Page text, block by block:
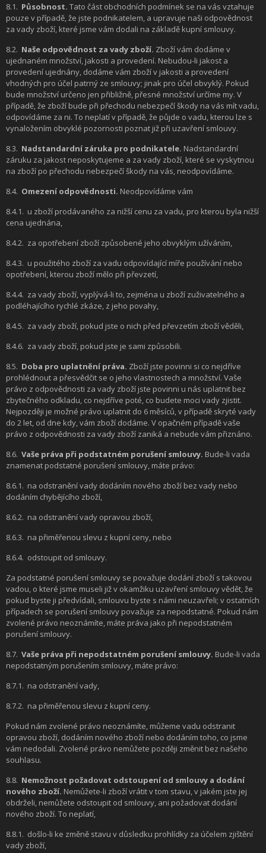
8.1. Působnost. Tato část obchodních podmínek se na vás vztahuje
pouze v případě, že jste podnikatelem, a upravuje naši odpovědnost
za vady zboží, které jsme vám dodali na základě kupní smlouvy.
8.2. Naše odpovědnost za vady zboží. Zboží vám dodáme v
ujednaném množství, jakosti a provedení. Nebudou-li jakost a
provedení ujednány, dodáme vám zboží v jakosti a provedení
vhodných pro účel patrný ze smlouvy; jinak pro účel obvyklý. Pokud
bude množství určeno jen přibližně, přesné množství určíme my. V
případě, že zboží bude při přechodu nebezpečí škody na vás mít vadu,
odpovídáme za ni. To neplatí v případě, že půjde o vadu, kterou lze s
vynaložením obvyklé pozornosti poznat již při uzavření smlouvy.
8.3. Nadstandardní záruka pro podnikatele. Nadstandardní
záruku za jakost neposkytujeme a za vady zboží, které se vyskytnou
na zboží po přechodu nebezpečí škody na vás, neodpovídáme.
8.4. Omezení odpovědnosti. Neodpovídáme vám
8.4.1. u zboží prodávaného za nižší cenu za vadu, pro kterou byla nižší
cena ujednána,
8.4.2. za opotřebení zboží způsobené jeho obvyklým užíváním,
8.4.3. u použitého zboží za vadu odpovídající míře používání nebo
opotřebení, kterou zboží mělo při převzetí,
8.4.4. za vady zboží, vyplývá-li to, zejména u zboží zuživatelného a
podléhajícího rychlé zkáze, z jeho povahy,
8.4.5. za vady zboží, pokud jste o nich před převzetím zboží věděli,
8.4.6. za vady zboží, pokud jste je sami způsobili.
8.5. Doba pro uplatnění práva. Zboží jste povinni si co nejdříve
prohlédnout a přesvědčit se o jeho vlastnostech a množství. Vaše
právo z odpovědnosti za vady zboží jste povinni u nás uplatnit bez
zbytečného odkladu, co nejdříve poté, co budete moci vady zjistit.
Nejpozději je možné právo uplatnit do 6 měsíců, v případě skryté vady
do 2 let, od dne kdy, vám zboží dodáme. V opačném případě vaše
právo z odpovědnosti za vady zboží zaniká a nebude vám přiznáno.
8.6. Vaše práva při podstatném porušení smlouvy. Bude-li vada
znamenat podstatné porušení smlouvy, máte právo:
8.6.1. na odstranění vady dodáním nového zboží bez vady nebo
dodáním chybějícího zboží,
8.6.2. na odstranění vady opravou zboží,
8.6.3. na přiměřenou slevu z kupní ceny, nebo
8.6.4. odstoupit od smlouvy.
Za podstatné porušení smlouvy se považuje dodání zboží s takovou
vadou, o které jsme museli již v okamžiku uzavření smlouvy vědět, že
pokud byste ji předvídali, smlouvu byste s námi neuzavřeli; v ostatních
případech se porušení smlouvy považuje za nepodstatné. Pokud nám
zvolené právo neoznámíte, máte práva jako při nepodstatném
porušení smlouvy.
8.7. Vaše práva při nepodstatném porušení smlouvy. Bude-li vada
nepodstatným porušením smlouvy, máte právo:
8.7.1. na odstranění vady,
8.7.2. na přiměřenou slevu z kupní ceny.
Pokud nám zvolené právo neoznámíte, můžeme vadu odstranit
opravou zboží, dodáním nového zboží nebo dodáním toho, co jsme
vám nedodali. Zvolené právo nemůžete později změnit bez našeho
souhlasu.
8.8. Nemožnost požadovat odstoupení od smlouvy a dodání
nového zboží. Nemůžete-li zboží vrátit v tom stavu, v jakém jste jej
obdrželi, nemůžete odstoupit od smlouvy, ani požadovat dodání
nového zboží. To neplatí,
8.8.1. došlo-li ke změně stavu v důsledku prohlídky za účelem zjištění
vady zboží,